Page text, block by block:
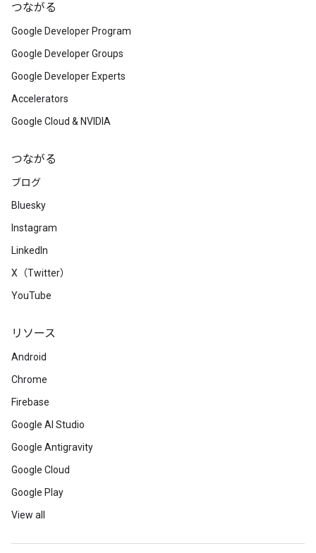
つながる
Google Developer Program
Google Developer Groups
Google Developer Experts
Accelerators
Google Cloud & NVIDIA
つながる
ブログ
Bluesky
Instagram
LinkedIn
X（Twitter）
YouTube
リソース
Android
Chrome
Firebase
Google AI Studio
Google Antigravity
Google Cloud
Google Play
View all